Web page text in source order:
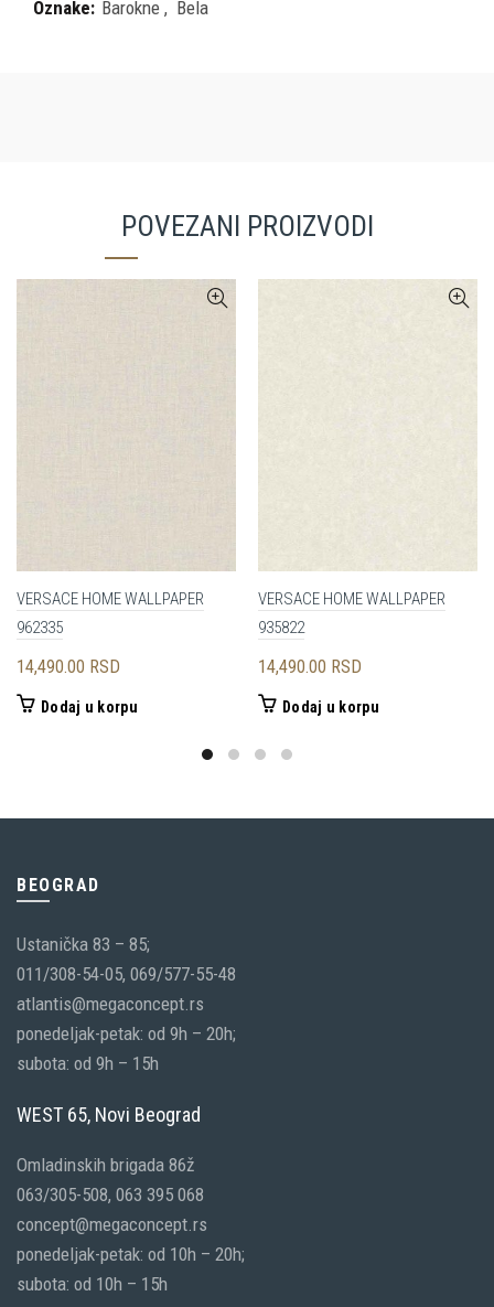
Oznake: Barokne , Bela
POVEZANI PROIZVODI
VERSACE HOME WALLPAPER
962335
14,490.00 RSD
Dodaj u korpu
VERSACE HOME WALLPAPER
935822
14,490.00 RSD
Dodaj u korpu
BEOGRAD
Ustanička 83 – 85;
011/308-54-05, 069/577-55-48
atlantis@megaconcept.rs
ponedeljak-petak: od 9h – 20h;
subota: od 9h – 15h
WEST 65, Novi Beograd
Omladinskih brigada 86ž
063/305-508, 063 395 068
concept@megaconcept.rs
ponedeljak-petak: od 10h – 20h;
subota: od 10h – 15h